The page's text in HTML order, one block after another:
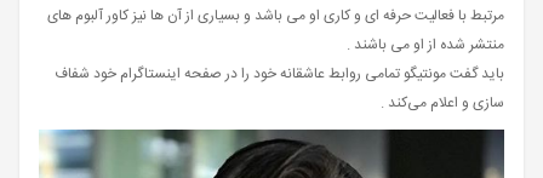
مرتبط با فعالیت حرفه‌ ای و کاری او می باشد و بسیاری از آن ها نیز کاور آلبوم های
منتشر شده از او می باشند .
باید گفت مونتیگو تمامی روابط عاشقانه خود را در صفحه اینستاگرام خود شفاف
سازی و اعلام می‌کند .